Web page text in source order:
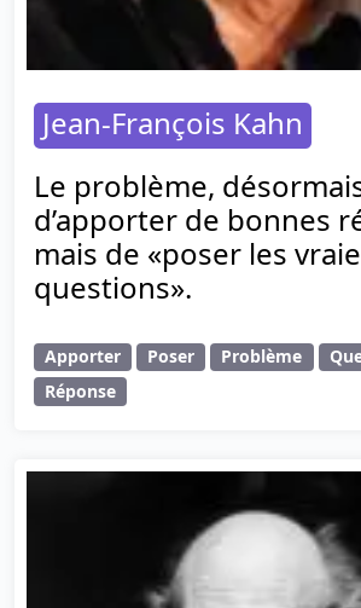
Jean-François Kahn
Le problème,
d’apporter de bonnes
mais de «poser les
questions».
Apporter Poser Problème
Réponse